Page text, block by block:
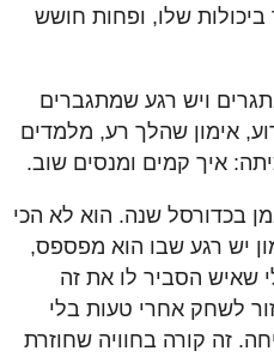
שלו, ופחות חושש
ויש רגע שמתגברים
אימון שהלך רע, מלמדים
איך קמים ומנסים שוב.
בכדורסל שנה. הוא לא הכי
יש רגע שבו הוא מפספס,
שאיש הסביר לו את זה
לשחק אחרי טעות בלי
זה קורה בחוויה שחוזרת